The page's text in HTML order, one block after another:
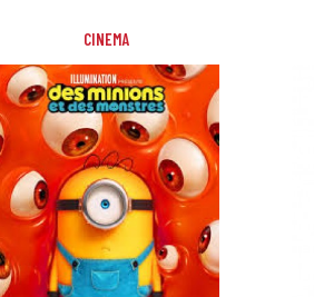
CINEMA